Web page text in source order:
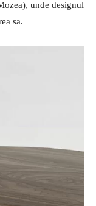
unde designul
sa.